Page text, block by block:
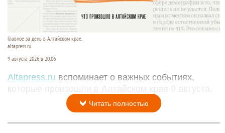
Главное за день в Алтайском крае.
altapress.ru.
9 августа 2026 в 20:06
Altapress.ru вспоминает о важных событиях,
которые произошли в Алтайском крае 9 августа.
Читать полностью